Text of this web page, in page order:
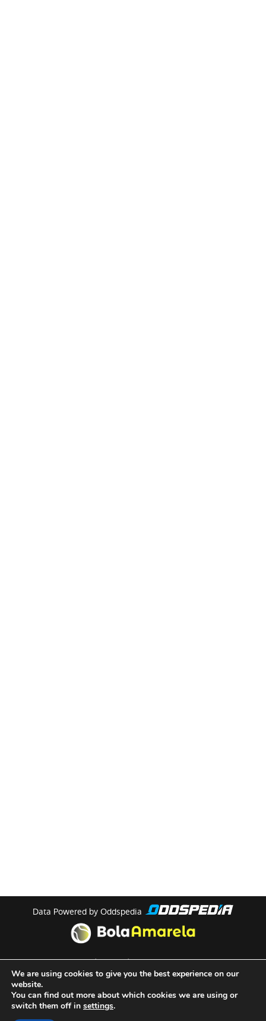
Data Powered by Oddspedia
theme bymeow
We are using cookies to give you the best experience on our
website.
You can find out more about which cookies we are using or
switch them off in settings.